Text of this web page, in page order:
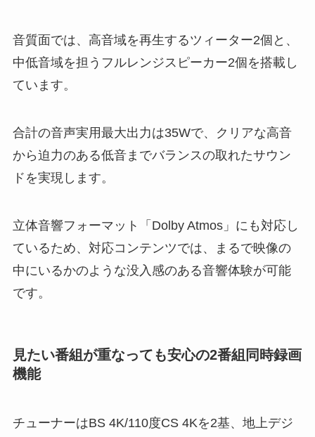
音質面では、高音域を再生するツィーター2個と、
中低音域を担うフルレンジスピーカー2個を搭載し
ています。
合計の音声実用最大出力は35Wで、クリアな高音
から迫力のある低音までバランスの取れたサウン
ドを実現します。
立体音響フォーマット「Dolby Atmos」にも対応し
ているため、対応コンテンツでは、まるで映像の
中にいるかのような没入感のある音響体験が可能
です。
見たい番組が重なっても安心の2番組同時録画
機能
チューナーはBS 4K/110度CS 4Kを2基、地上デジ